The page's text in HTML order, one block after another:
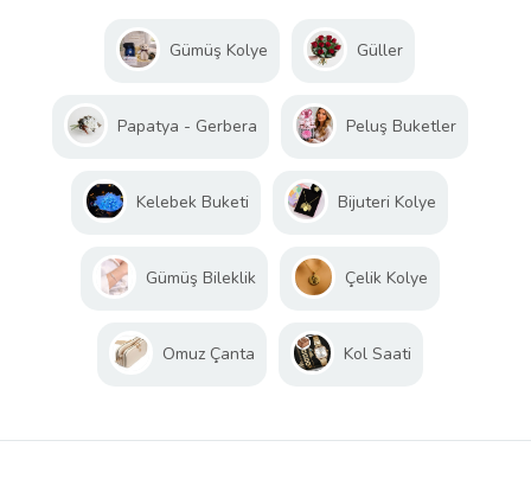
Gümüş Kolye Güller
Papatya - Gerbera Peluş Buketler
Kelebek Buketi Bijuteri Kolye
Gümüş Bileklik Çelik Kolye
Omuz Çanta Kol Saati